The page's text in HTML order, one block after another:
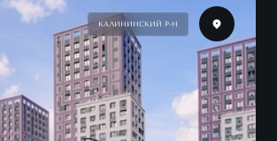
КАЛИНИНСКИЙ Р-Н